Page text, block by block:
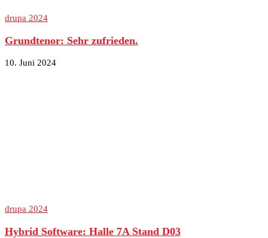
drupa 2024
Grundtenor: Sehr zufrieden.
10. Juni 2024
drupa 2024
Hybrid Software: Halle 7A Stand D03